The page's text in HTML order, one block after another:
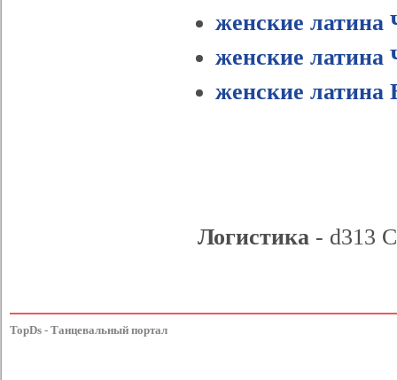
женские латина
женские латина
женские латина
Логистика - d313
TopDs - Танцевальный портал